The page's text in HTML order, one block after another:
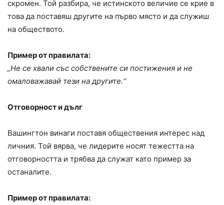
скромен. Той разбира, че истинското величие се крие в
това да поставяш другите на първо място и да служиш
на обществото.
Пример от правилата:
„Не се хвали със собствените си постижения и не
омаловажавай тези на другите.“
Отговорност и дълг
Вашингтон винаги поставя обществения интерес над
личния. Той вярва, че лидерите носят тежестта на
отговорността и трябва да служат като пример за
останалите.
Пример от правилата: